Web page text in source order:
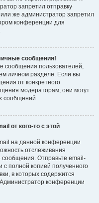
запретил отправку
же администратор запретил
конференции для
сообщения!
сообщения пользователей,
личном разделе. Если вы
от конкретного
модераторам; они могут
сообщений.
от кого-то с этой
на данной конференции
отслеживания
Отправьте email-
полной копией полученного
в которых содержится
конференции